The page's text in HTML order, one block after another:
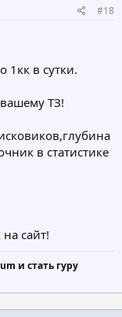
#18
1кк в сутки.
ТЗ!
в статистике
сайт!
и стать гуру